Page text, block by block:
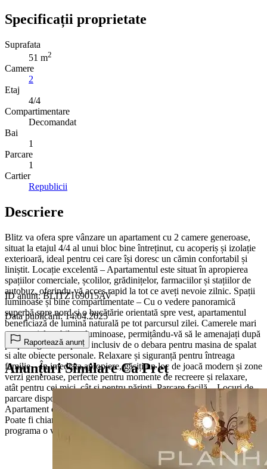
Specificații proprietate
Suprafata
51 m2
Camere
2
Etaj
4/4
Compartimentare
Decomandat
Bai
1
Parcare
1
Cartier
Republicii
Descriere
Blitz va ofera spre vânzare un apartament cu 2 camere generoase,
situat la etajul 4/4 al unui bloc bine întreținut, cu acoperiș și izolație
exterioară, ideal pentru cei care își doresc un cămin confortabil și
liniștit. Locație excelentă – Apartamentul este situat în apropierea
spațiilor comerciale, școlilor, grădinițelor, farmaciilor și stațiilor de
autobuz, oferindu-vă acces rapid la tot ce aveți nevoie zilnic. Spații
luminoase și bine compartimentate – Cu o vedere panoramică
superbă spre nord și o bucătărie orientată spre vest, apartamentul
beneficiază de lumină naturală pe tot parcursul zilei. Camerele mari
sunt parțial mobilate, luminoase, permițându-vă să le amenajați după
propriul gust. Dispune inclusiv de o debara pentru masina de spalat
si alte obiecte personale. Relaxare și siguranță pentru întreaga
familie – În imediata apropiere, găsiți un loc de joacă modern și zone
verzi generoase, perfecte pentru momente de recreere și relaxare,
atât pentru cei mici, cât și pentru părinți. Parcare facilă – Locuri de
parcare disponibile în apropiere, fără stresul căutării unui spațiu liber.
Apartament călduros și primitor, disponibil imediat pentru vizionare!
Poate fi chiar acasă pentru dumneavoastră! Contactați-ne pentru a
programa o vizionare!
ID anunț: BLITZ169015AV
Data publicării: 14.04.2025
Raportează anunț
Anunțuri Similare Ca Preț